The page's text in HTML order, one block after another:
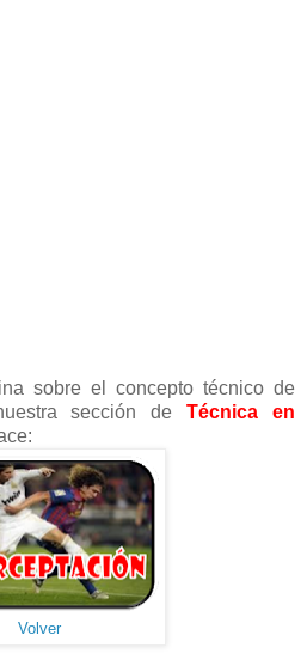
sobre el concepto técnico de
sección deTécnica en
Volver